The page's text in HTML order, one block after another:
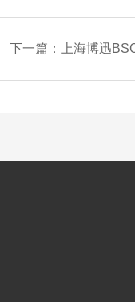
下一篇： 上海博迅BSC-